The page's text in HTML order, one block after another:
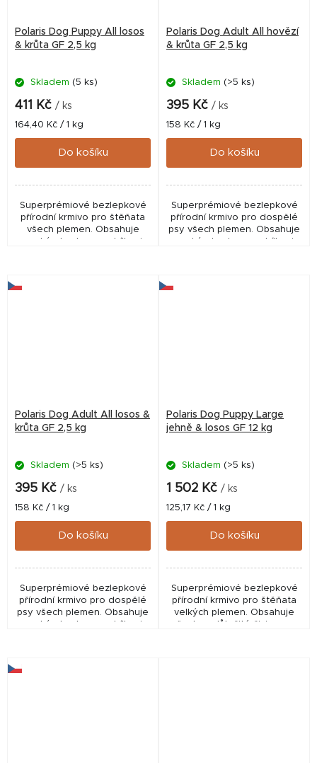
Polaris Dog Puppy All losos
& krůta GF 2,5 kg
Skladem (5 ks)
411 Kč / ks
Měrná
cena:
164,40 Kč / 1 kg
Do košíku
Superprémiové bezlepkové
přírodní krmivo pro štěňata
všech plemen. Obsahuje
Polaris Dog Adult All hovězí
& krůta GF 2,5 kg
Skladem (>5 ks)
395 Kč / ks
Měrná
cena:
158 Kč / 1 kg
Do košíku
Superprémiové bezlepkové
přírodní krmivo pro dospělé
psy všech plemen. Obsahuje
Polaris Dog Adult All losos &
krůta GF 2,5 kg
Skladem (>5 ks)
395 Kč / ks
Měrná
cena:
158 Kč / 1 kg
Do košíku
Superprémiové bezlepkové
přírodní krmivo pro dospělé
psy všech plemen. Obsahuje
Polaris Dog Puppy Large
jehně & losos GF 12 kg
Skladem (>5 ks)
1 502 Kč / ks
Měrná
cena:
125,17 Kč / 1 kg
Do košíku
Superprémiové bezlepkové
přírodní krmivo pro štěňata
velkých plemen. Obsahuje